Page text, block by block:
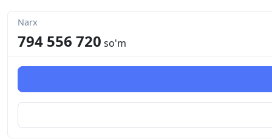
Narx
794 556 720 so'm